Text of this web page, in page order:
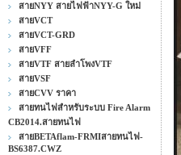
สายNYY สายไฟฟ้าNYY-G ใหม่
สายVCT
สายVCT-GRD
สายVFF
สายVTF สายลำโพงVTF
สายVSF
สายCVV ราคา
สายทนไฟสำหรับระบบ Fire Alarm
CB2014.สายทนไฟ
สายBETAflam-FRMIสายทนไฟ-
BS6387.CWZ